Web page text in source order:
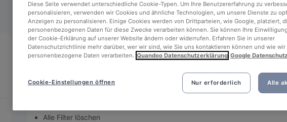
Top bewertet In der Nähe
Es tut uns leid, wir haben keine Ergebnisse für die Suche
Alle Filter löschen
Diese Seite verwendet unterschiedliche Cookie-Typen. Um Ihre Benutzererfahrung zu
personalisieren, verwenden wir Cookies und ähnliche Technologien, um unsere Dienste zu
Anzeigen zu personalisieren. Einige Cookies werden von Drittparteien, wie Google, platziert,
personenbezogenen Daten für diese Zwecke verarbeiten können. Sie können Ihre
der Cookie-Erklärung auf unserer Website ändern oder widerrufen. Erfahren Sie in unserer
Datenschutzrichtlinie mehr darüber, wer wir sind, wie Sie uns kontaktieren können und wie wir
personenbezogene Daten verarbeiten. Quandoo Datenschutzerklärung Google
Nur erforderlich Alle
Cookie-Einstellungen öffnen